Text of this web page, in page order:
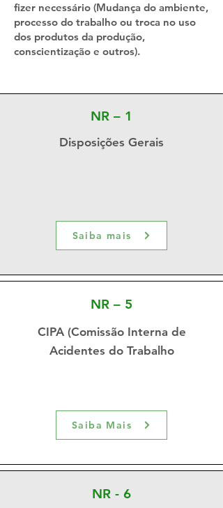
fizer necessário (Mudança do ambiente,
processo do trabalho ou troca no uso
dos produtos da produção,
conscientização e outros).
NR – 1
Disposições Gerais
Saiba mais
NR – 5
CIPA (Comissão Interna de
Acidentes do Trabalho
Saiba Mais
NR - 6